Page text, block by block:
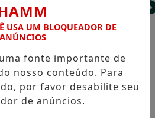
USA UM BLOQUEADOR DE
ANÚNCIOS
fonte importante de
nosso conteúdo. Para
por favor desabilite seu
de anúncios.